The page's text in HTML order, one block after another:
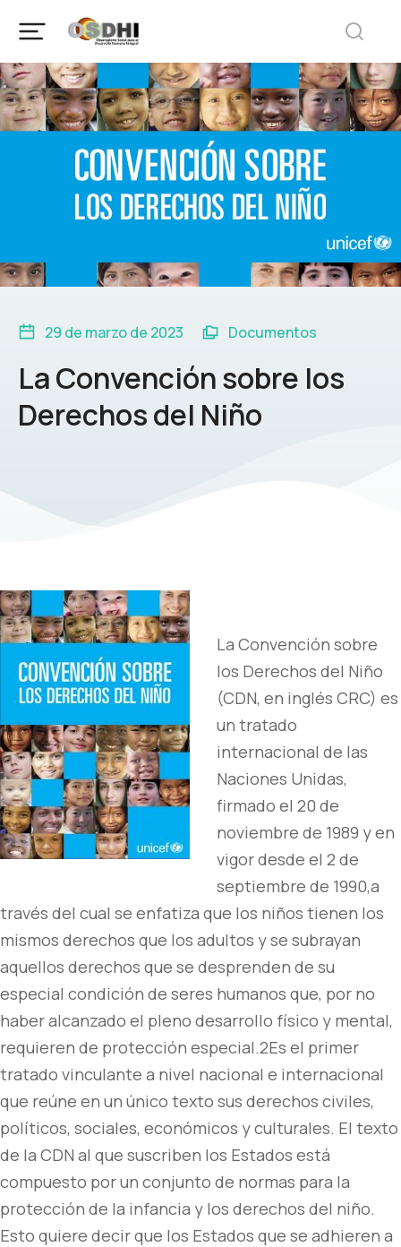
29 de marzo de 2023 Documentos
La Convención sobre los
Derechos del Niño
La Convención sobre
los Derechos del Niño
(CDN, en inglés CRC) es
un tratado
internacional de las
Naciones Unidas,
firmado el 20 de
noviembre de 1989 y en
vigor desde el 2 de
septiembre de 1990,a
través del cual se enfatiza que los niños tienen los
mismos derechos que los adultos y se subrayan
aquellos derechos que se desprenden de su
especial condición de seres humanos que, por no
haber alcanzado el pleno desarrollo físico y mental,
requieren de protección especial.2​Es el primer
tratado vinculante a nivel nacional e internacional
que reúne en un único texto sus derechos civiles,
políticos, sociales, económicos y culturales. El texto
de la CDN al que suscriben los Estados está
compuesto por un conjunto de normas para la
protección de la infancia y los derechos del niño.
Esto quiere decir que los Estados que se adhieren a